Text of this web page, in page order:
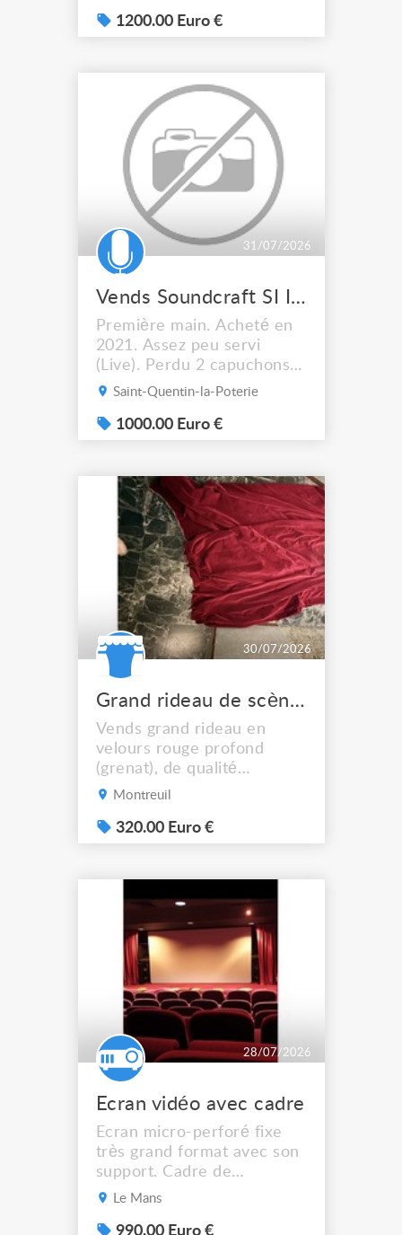
Très hauts bancs : H: 79 cm
largeur 30cm L: 3,15
1200.00 Euro €
31/07/2026
Vends Soundcraft SI Impact
Première main. Acheté en
2021. Assez peu servi
(Live). Perdu 2 capuchons
de fader (N'empêche pas le
avec Flightcase, lumière
usb. Vidéo disponible, ou
directement sur place.
Saint-Quentin-la-Poterie
1000.00 Euro €
30/07/2026
Grand rideau de scène velours rouge 280 x 6 m
Vends grand rideau en
velours rouge profond
(grenat), de qualité
professionnelle. La couleur
photos. Il provient d'un
ancien stock de matériel
2,80 m Largeur en tête :
environ 3,60 m Développé
du tissu : près de 6 m de
larg...
Montreuil
320.00 Euro €
28/07/2026
Ecran vidéo avec cadre
Ecran micro-perforé fixe
très grand format avec son
support. Cadre de
projection 4.70 m x 2. 40 m
Transport à votre charge
Le Mans
990.00 Euro €